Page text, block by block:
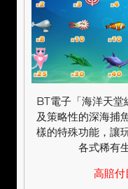
BT電子「海洋天
及策略性的深海捕
樣的特殊功能，讓
各式稀有
高賠付